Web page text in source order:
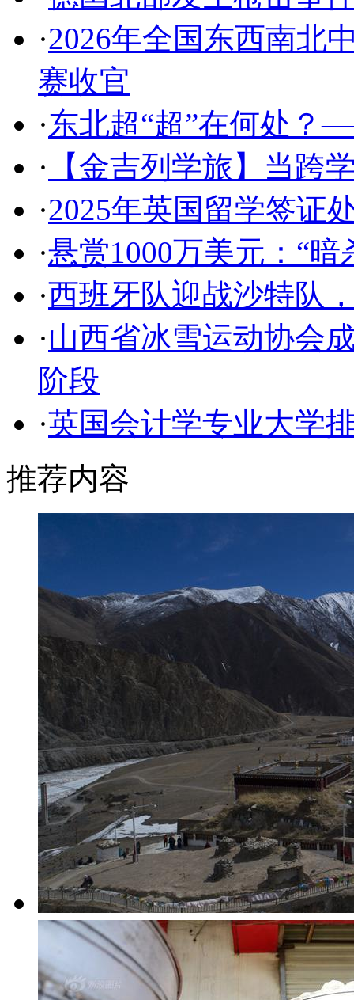
·2026年全国东西南北
赛收官
·东北超“超”在何处？
· 【金吉列学旅】当跨
·2025年英国留学签证
·悬赏1000万美元：“
·西班牙队迎战沙特队
·山西省冰雪运动协会
阶段
·英国会计学专业大学
推荐内容